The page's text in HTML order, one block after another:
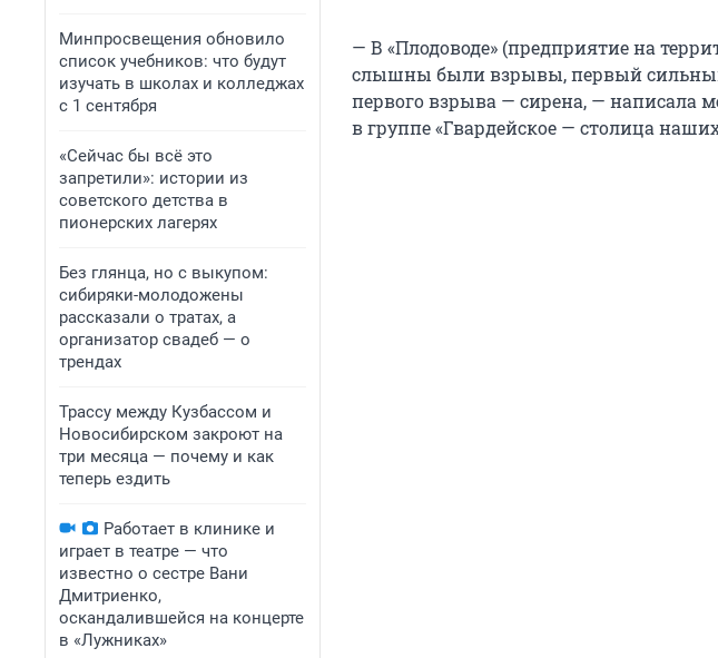
Минпросвещения обновило
список учебников: что будут
изучать в школах и колледжах
с 1 сентября
«Сейчас бы всё это
запретили»: истории из
советского детства в
пионерских лагерях
Без глянца, но с выкупом:
сибиряки-молодожены
рассказали о тратах, а
организатор свадеб — о
трендах
Трассу между Кузбассом и
Новосибирском закроют на
три месяца — почему и как
теперь ездить
Работает в клинике и
играет в театре — что
известно о сестре Вани
Дмитриенко,
оскандалившейся на концерте
в «Лужниках»
— В «Плодоводе» (предприятие на
слышны были взрывы, первый сильный
первого взрыва — сирена, — написала
в группе «Гвардейское — столица